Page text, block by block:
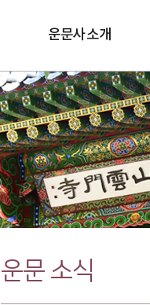
운문사 소개
솔바람길
운문 소식